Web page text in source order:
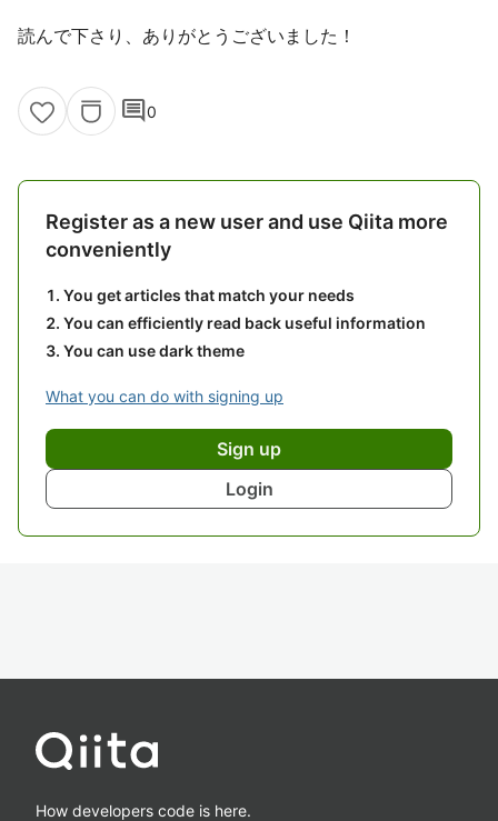
読んで下さり、ありがとうございました！
comment0
Register as a new user and use Qiita more
conveniently
You get articles that match your needs
You can efficiently read back useful information
You can use dark theme
What you can do with signing up
Sign up
Login
How developers code is here.